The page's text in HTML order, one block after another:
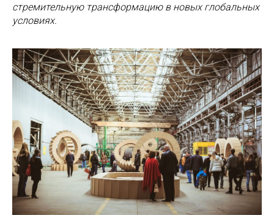
стремительную трансформацию в новых глобальных
условиях.